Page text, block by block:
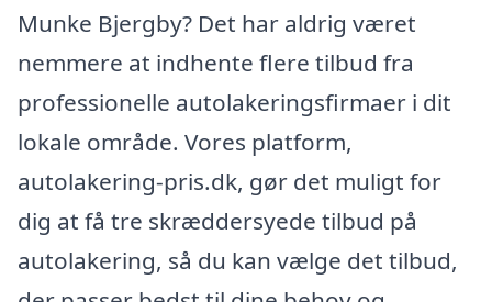
Munke Bjergby? Det har aldrig været
nemmere at indhente flere tilbud fra
professionelle autolakeringsfirmaer i dit
lokale område. Vores platform,
autolakering-pris.dk, gør det muligt for
dig at få tre skræddersyede tilbud på
autolakering, så du kan vælge det tilbud,